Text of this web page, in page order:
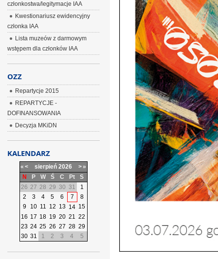
członkostwa/legitymacje IAA
Kwestionariusz ewidencyjny
członka IAA
Lista muzeów z darmowym
wstępem dla członków IAA
OZZ
Repartycje 2015
REPARTYCJE -
DOFINANSOWANIA
Decyzja MKiDN
KALENDARZ
« < sierpień 2026 >»
N
P W Ś C Pt
S
26 27 28 29 30 31
1
2
3 4 5 6 7
8
9
10 11 12 13 14 15
16 17 18 19 20 21 22
23 24 25 26 27 28 29
30 31 1 2 3 4 5